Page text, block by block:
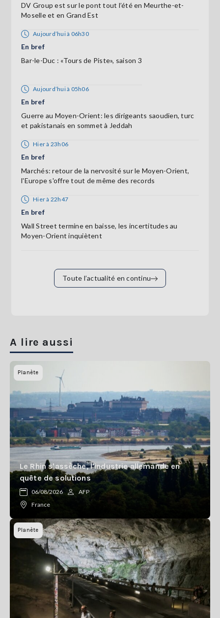
DV Group est sur le pont tout l’été en Meurthe-et-
Moselle et en Grand Est
Aujourd’hui à 06h30
En bref
Bar-le-Duc : «Tours de Piste», saison 3
Aujourd’hui à 05h06
En bref
Guerre au Moyen-Orient: les dirigeants saoudien, turc
et pakistanais en sommet à Jeddah
Hier à 23h06
En bref
Marchés: retour de la nervosité sur le Moyen-Orient,
l'Europe s'offre tout de même des records
Hier à 22h47
En bref
Wall Street termine en baisse, les incertitudes au
Moyen-Orient inquiètent
Toute l’actualité en continu
A lire aussi
Planète
Le Rhin s'assèche, l'industrie allemande en
quête de solutions
06/08/2026
AFP
France
Planète